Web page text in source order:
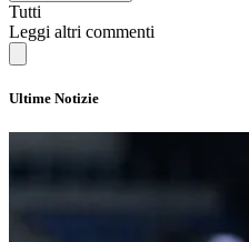
Tutti
Leggi altri commenti
Ultime Notizie